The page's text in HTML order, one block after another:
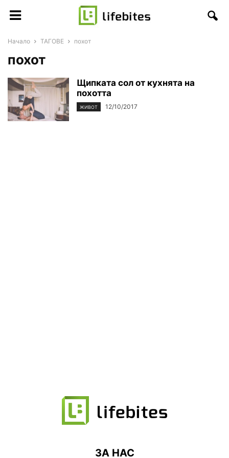
Начало ТАГОВЕ похот
похот
Щипката сол от кухнята на
похотта
ЖИВОТ 12/10/2017
ЗА НАС